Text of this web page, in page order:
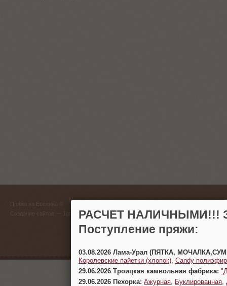
Пряжа на Есенина ©
Создание сайтов
(383)
г.
РАСЧЕТ НАЛИЧНЫМИ!!!
Поступление пряжи:
03.08.2026 Лама-Урал (ПЯТКА,
Королевские пайетки (хлопок) Candy
29.06.2026 Троицкая камвольная фабрика:
29.06.2026 Пехорка: Ажурная Буклированная